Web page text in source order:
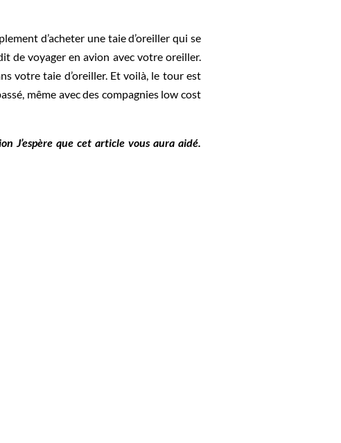
d’acheter une taie d’oreiller qui se
de voyager en avion avec votre oreiller.
votre taie d’oreiller. Et voilà, le tour est
même avec des compagnies low cost
J’espère que cet article vous aura aidé.